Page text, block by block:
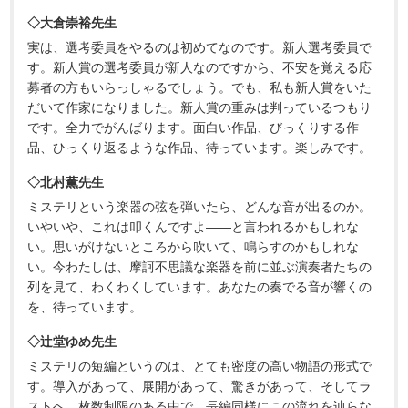
◇大倉崇裕先生
実は、選考委員をやるのは初めてなのです。新人選考委員で
す。新人賞の選考委員が新人なのですから、不安を覚える応
募者の方もいらっしゃるでしょう。でも、私も新人賞をいた
だいて作家になりました。新人賞の重みは判っているつもり
です。全力でがんばります。面白い作品、びっくりする作
品、ひっくり返るような作品、待っています。楽しみです。
◇北村薫先生
ミステリという楽器の弦を弾いたら、どんな音が出るのか。
いやいや、これは叩くんですよ――と言われるかもしれな
い。思いがけないところから吹いて、鳴らすのかもしれな
い。今わたしは、摩訶不思議な楽器を前に並ぶ演奏者たちの
列を見て、わくわくしています。あなたの奏でる音が響くの
を、待っています。
◇辻堂ゆめ先生
ミステリの短編というのは、とても密度の高い物語の形式で
す。導入があって、展開があって、驚きがあって、そしてラ